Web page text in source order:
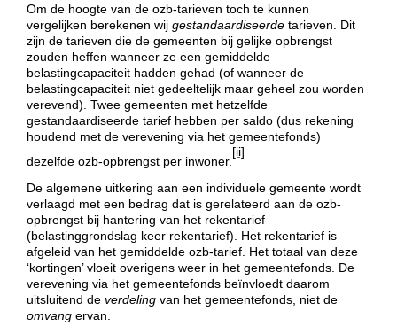
Om de hoogte van de ozb-tarieven toch te kunnen
vergelijken berekenen wijgestandaardiseerde tarieven. Dit
zijn de tarieven die de gemeenten bij gelijke opbrengst
zouden heffen wanneer ze een gemiddelde
belastingcapaciteit hadden gehad (of wanneer de
belastingcapaciteit niet gedeeltelijk maar geheel zou worden
verevend). Twee gemeenten met hetzelfde
gestandaardiseerde tarief hebben per saldo (dus rekening
houdend met de verevening via het gemeentefonds)
dezelfde ozb-opbrengst per inwoner.
[ii]
De algemene uitkering aan een individuele gemeente wordt
verlaagd met een bedrag dat is gerelateerd aan de ozb-
opbrengst bij hantering van het rekentarief
(belastinggrondslag keer rekentarief). Het rekentarief is
afgeleid van het gemiddelde ozb-tarief. Het totaal van deze
‘kortingen’ vloeit overigens weer in het gemeentefonds. De
verevening via het gemeentefonds beïnvloedt daarom
uitsluitend deverdeling van het gemeentefonds, niet de
omvang ervan.